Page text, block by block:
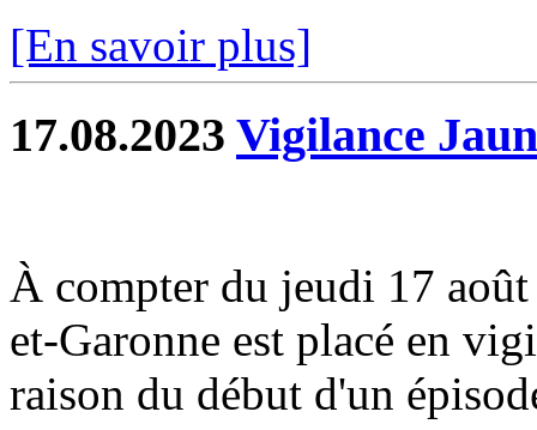
[En savoir plus]
17.08.2023 Vigilance
À compter du jeudi 17
et-Garonne est placé en
raison du début d'un